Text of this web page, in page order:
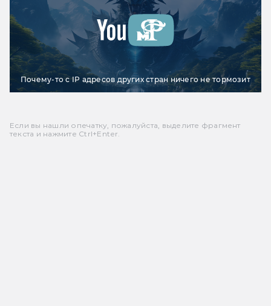
Почему-то с IP адресов других стран ничего не тормозит
Если вы нашли опечатку, пожалуйста, выделите фрагмент
текста и нажмите Ctrl+Enter.